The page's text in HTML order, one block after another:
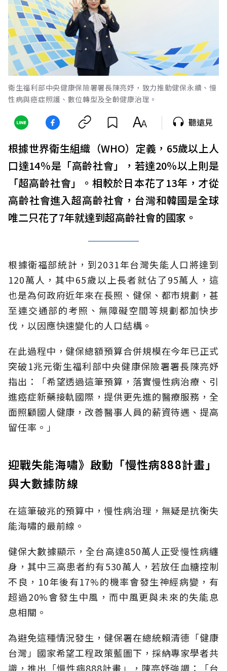
衛生福利部中央健康保險署署長陳亮妤，致力推動健保永續、慢
性病與癌症照護、數位轉型及全齡健康治理。
聽遠見
根據世界衛生組織（WHO）定義，65歲以上人
口達14％是「高齡社會」，若達20％以上則是
「超高齡社會」。相較於日本花了13年，才從
高齡社會進入超高齡社會，台灣和韓國是全球
唯二只花了7年就達到超高齡社會的國家。
根據衛福部統計，到2031年台灣失能人口將達到
120萬人，其中65歲以上長者就佔了95萬人，這
也是為何政府近年來在長照、健保、都市規劃，甚
至連交通部的考照、無障礙空間等規劃都加快步
伐，以因應快速變化的人口結構。
在此過程中，健保總額預算合併規模在今年已正式
突破1兆元衛生福利部中央健康保險署署長陳亮妤
指出：「希望透過這筆預算，落實慢性病治療、引
進癌症新藥接軌國際，提供更先進的醫療服務，全
面照顧國人健康，改善醫事人員的薪資待遇、提高
留任率。」
迎戰失能海嘯》啟動「慢性病888計畫」
與大數據防線
在這筆破兆的預算中，慢性病治理，無疑是抗衡失
能海嘯的最前線。
健保大數據顯示，全台高達850萬人正受慢性病纏
身，其中三高患者約有530萬人，若放任血糖控制
不良，10年後有17%的機率會發生神經病變，有
超過20%會發生中風，而中風更與未來的失能息
息相關。
為避免這種情況發生，健保署在總統賴清德「健康
台灣」國家希望工程政策藍圖下，採納專家學者共
識，推出「慢性病888計畫」，陳亮妤強調：「台